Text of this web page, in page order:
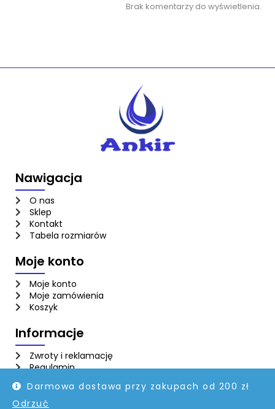
Darmowa dostawa przy zakupach od 200 zł
Odrzuć
Brak komentarzy do wyświetlenia.
Nawigacja
O nas
Sklep
Kontakt
Tabela rozmiarów
Moje konto
Moje konto
Moje zamówienia
Koszyk
Informacje
Zwroty i reklamację
Regulamin